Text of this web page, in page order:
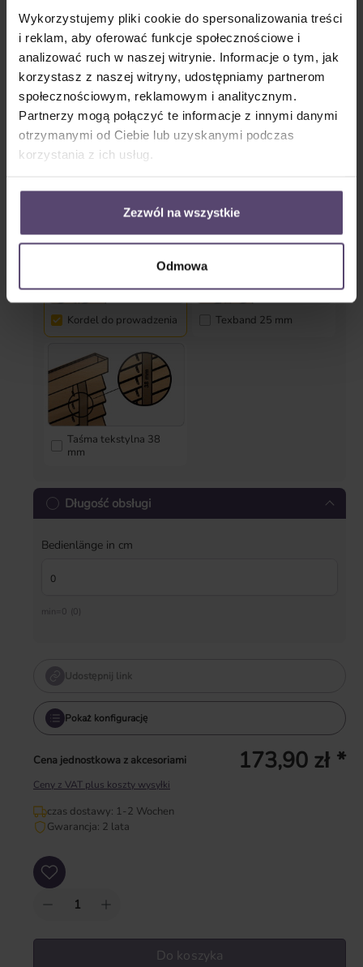
Wykorzystujemy pliki cookie do spersonalizowania treści
i reklam, aby oferować funkcje społecznościowe i
analizować ruch w naszej witrynie. Informacje o tym, jak
korzystasz z naszej witryny, udostępniamy partnerom
społecznościowym, reklamowym i analitycznym.
Partnerzy mogą połączyć te informacje z innymi danymi
otrzymanymi od Ciebie lub uzyskanymi podczas
korzystania z ich usług.
Zezwól na wszystkie
Odmowa
Prowadzenie boczne (zabezpieczenie przed
kołysaniem)
Kordel do prowadzenia Texband 25 mm
Taśma tekstylna 38
mm
Długość obsługi
Bedienlänge in cm
min=0 (0)
Udostępnij link
Pokaż konfigurację
Cena jednostkowa z akcesoriami 173,90 zł *
Ceny z VAT plus koszty wysyłki
czas dostawy: 1-2 Wochen
Gwarancja: 2 lata
Ilość produktu: Wprowadź żądaną ilość lub użyj przycisków, aby zwiększyć lub
Do koszyka